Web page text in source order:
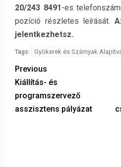
20/243 8491 -es
pozíció részletes leírását.
jelentkezhetsz.
Tags: Gyökerek és Szárnyak
Previous
Kiállítás- és
programszervező
asszisztens pályázat